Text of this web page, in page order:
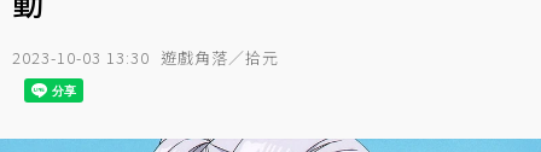
2023-10-03 13:30 遊戲角落／拾元